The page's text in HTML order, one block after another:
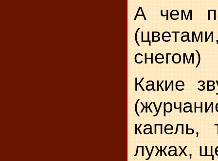
А чем
снегом)
Какие
капель,
лужах,